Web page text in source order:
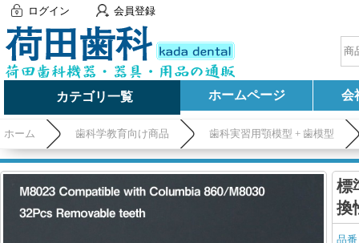
ログイン 会員登録
カテゴリ一覧 ホームページ 会
ホーム 歯科学教育向け商品 歯科実習用顎模型 + 歯模型
標
換
品